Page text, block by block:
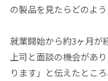
の製品を見たらどのよ
就業開始から約3ヶ月が
上司と面談の機会があ
ります」と伝えたとこ